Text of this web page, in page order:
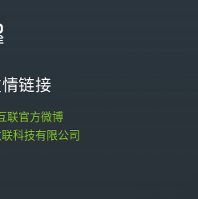
链接
联官方微博
科技有限公司